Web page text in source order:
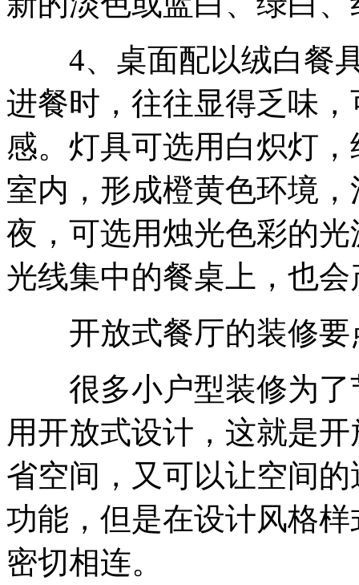
4、桌面配以绒白餐具
进餐时，往往显得乏味
感。灯具可选用白炽灯
室内，形成橙黄色环境
夜，可选用烛光色彩的
光线集中的餐桌上，也
开放式餐厅的装修要
很多小户型装修为了
用开放式设计，这就是
省空间，又可以让空间
功能，但是在设计风格
密切相连。